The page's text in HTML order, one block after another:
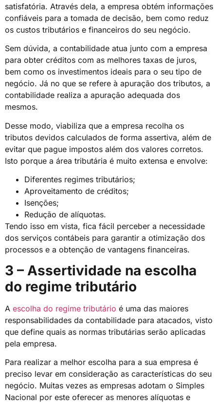
satisfatória. Através dela, a empresa obtém informações
confiáveis para a tomada de decisão, bem como reduz
os custos tributários e financeiros do seu negócio.
Sem dúvida, a contabilidade atua junto com a empresa
para obter créditos com as melhores taxas de juros,
bem como os investimentos ideais para o seu tipo de
negócio. Já no que se refere à apuração dos tributos, a
contabilidade realiza a apuração adequada dos
mesmos.
Desse modo, viabiliza que a empresa recolha os
tributos devidos calculados de forma assertiva, além de
evitar que pague impostos além dos valores corretos.
Isto porque a área tributária é muito extensa e envolve:
Diferentes regimes tributários;
Aproveitamento de créditos;
Isenções;
Redução de alíquotas.
Tendo isso em vista, fica fácil perceber a necessidade
dos serviços contábeis para garantir a otimização dos
processos e a obtenção de vantagens financeiras.
3 – Assertividade na escolha
do regime tributário
A escolha do regime tributário é uma das maiores
responsabilidades da contabilidade para atacados, visto
que define quais as normas tributárias serão aplicadas
pela empresa.
Para realizar a melhor escolha para a sua empresa é
preciso levar em consideração as características do seu
negócio. Muitas vezes as empresas adotam o Simples
Nacional por este oferecer as menores alíquotas e